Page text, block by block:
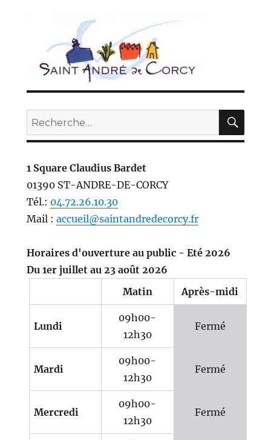
Recherche
pour :
1 Square Claudius Bardet
01390 ST-ANDRE-DE-CORCY
Tél.: 04.72.26.10.30
Mail : accueil@saintandredecorcy.fr
Horaires d'ouverture au public - Eté 2026
Du 1er juillet au 23 août 2026
Matin
Après-midi
Lundi
09h00-
12h30
Fermé
Mardi
09h00-
12h30
Fermé
Mercredi
09h00-
12h30
Fermé